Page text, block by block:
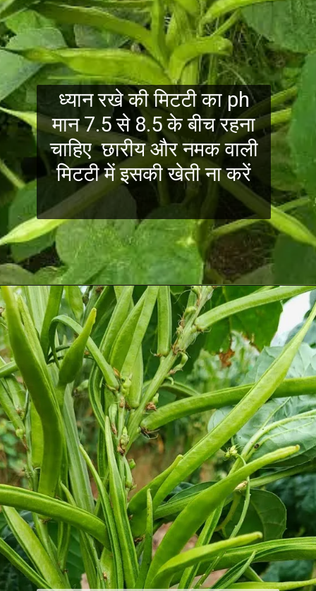
ध्यान रखे की मिटटी का ph
मान 7.5 से 8.5 के बीच रहना
चाहिए छारीय और नमक वाली
मिटटी में इसकी खेती ना करें